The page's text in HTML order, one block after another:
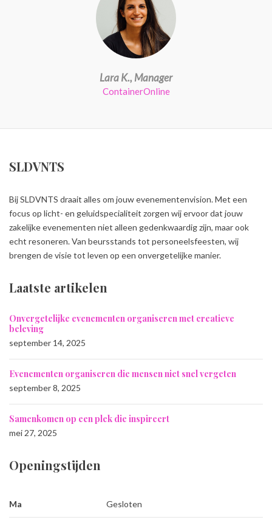
Lara K., Manager
ContainerOnline
SLDVNTS
Bij SLDVNTS draait alles om jouw evenementenvision. Met een
focus op licht- en geluidspecialiteit zorgen wij ervoor dat jouw
zakelijke evenementen niet alleen gedenkwaardig zijn, maar ook
echt resoneren. Van beursstands tot personeelsfeesten, wij
brengen de visie tot leven op een onvergetelijke manier.
Laatste artikelen
Onvergetelijke evenementen organiseren met creatieve
beleving
september 14, 2025
Evenementen organiseren die mensen niet snel vergeten
september 8, 2025
Samenkomen op een plek die inspireert
mei 27, 2025
Openingstijden
Ma Gesloten